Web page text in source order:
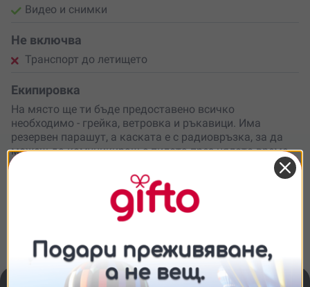
Видео и снимки
Не включва
Транспорт до летището
Екипировка
На място ще ти бъде предоставено всичко
необходимо - грейка, ветровка и ръкавици. Има
резервен парашут, а каската е с радиовръзка, за да
можеш да комуникираш с пилота през цялото време.
Полетът се провежда само с теб и пилота, няма да
има други участници.
Съгласие Подробности Относно